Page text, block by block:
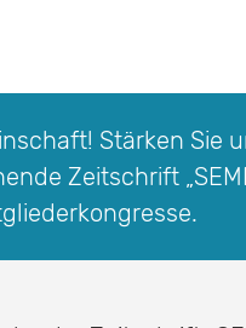
Stärken Sie
Zeitschrift